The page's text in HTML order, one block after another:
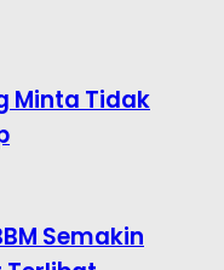
Minta Tidak
Semakin